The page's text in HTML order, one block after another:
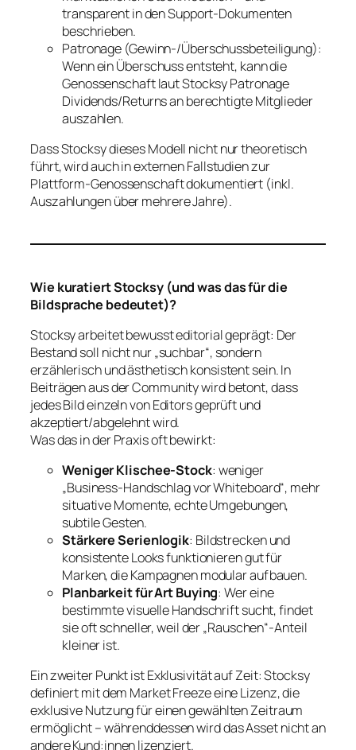
transparent in den Support-Dokumenten
beschrieben.
Patronage (Gewinn-/Überschussbeteiligung):
Wenn ein Überschuss entsteht, kann die
Genossenschaft laut Stocksy Patronage
Dividends/Returns an berechtigte Mitglieder
auszahlen.
Dass Stocksy dieses Modell nicht nur theoretisch
führt, wird auch in externen Fallstudien zur
Plattform-Genossenschaft dokumentiert (inkl.
Auszahlungen über mehrere Jahre).
Wie kuratiert Stocksy (und was das für die
Bildsprache bedeutet)?
Stocksy arbeitet bewusst editorial geprägt: Der
Bestand soll nicht nur „suchbar“, sondern
erzählerisch und ästhetisch konsistent sein. In
Beiträgen aus der Community wird betont, dass
jedes Bild einzeln von Editors geprüft und
akzeptiert/abgelehnt wird.
Was das in der Praxis oft bewirkt:
Weniger Klischee-Stock: weniger
„Business-Handschlag vor Whiteboard“, mehr
situative Momente, echte Umgebungen,
subtile Gesten.
Stärkere Serienlogik: Bildstrecken und
konsistente Looks funktionieren gut für
Marken, die Kampagnen modular aufbauen.
Planbarkeit für Art Buying: Wer eine
bestimmte visuelle Handschrift sucht, findet
sie oft schneller, weil der „Rauschen“-Anteil
kleiner ist.
Ein zweiter Punkt ist Exklusivität auf Zeit: Stocksy
definiert mit dem Market Freeze eine Lizenz, die
exklusive Nutzung für einen gewählten Zeitraum
ermöglicht – währenddessen wird das Asset nicht an
andere Kund:innen lizenziert.